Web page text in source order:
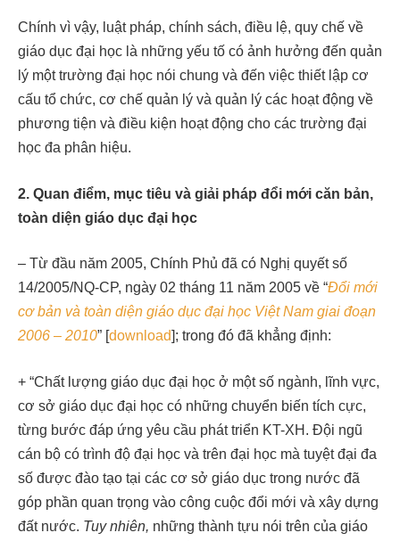
Chính vì vậy, luật pháp, chính sách, điều lệ, quy chế về
giáo dục đại học là những yếu tố có ảnh hưởng đến quản
lý một trường đại học nói chung và đến việc thiết lập cơ
cấu tổ chức, cơ chế quản lý và quản lý các hoạt động về
phương tiện và điều kiện hoạt động cho các trường đại
học đa phân hiệu.
2. Quan điểm, mục tiêu và giải pháp đổi mới căn bản,
toàn diện giáo dục đại học
– Từ đầu năm 2005, Chính Phủ đã có Nghị quyết số
14/2005/NQ-CP, ngày 02 tháng 11 năm 2005 về “Đổi mới
cơ bản và toàn diện giáo dục đại học Việt Nam giai đoạn
2006 – 2010” [download]; trong đó đã khẳng định:
+ “Chất lượng giáo dục đại học ở một số ngành, lĩnh vực,
cơ sở giáo dục đại học có những chuyển biến tích cực,
từng bước đáp ứng yêu cầu phát triển KT-XH. Đội ngũ
cán bộ có trình độ đại học và trên đại học mà tuyệt đại đa
số được đào tạo tại các cơ sở giáo dục trong nước đã
góp phần quan trọng vào công cuộc đổi mới và xây dựng
đất nước. Tuy nhiên, những thành tựu nói trên của giáo